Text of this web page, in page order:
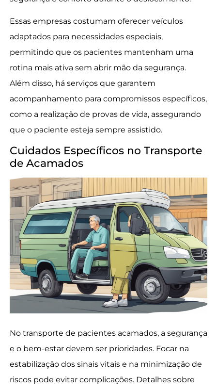
Essas empresas costumam oferecer veículos
adaptados para necessidades especiais,
permitindo que os pacientes mantenham uma
rotina mais ativa sem abrir mão da segurança.
Além disso, há serviços que garantem
acompanhamento para compromissos específicos,
como a realização de provas de vida, assegurando
que o paciente esteja sempre assistido.
Cuidados Específicos no Transporte
de Acamados
No transporte de pacientes acamados, a segurança
e o bem-estar devem ser prioridades. Focar na
estabilização dos sinais vitais e na minimização de
riscos pode evitar complicações. Detalhes sobre